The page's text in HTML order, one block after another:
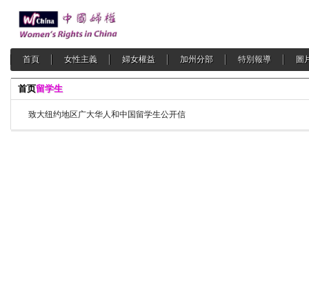
首頁 女性主義 婦女權益 加州分部 特別報導 圖
首页留学生
致大纽约地区广大华人和中国留学生公开信